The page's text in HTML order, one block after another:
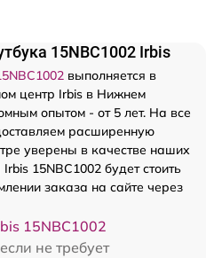
15NBC1002 Irbis
выполняется в
центр Irbis в Нижнем
опытом - от 5 лет. На все
расширенную
уверены в качестве наших
15NBC1002 будет стоить
заказа на сайте через
15NBC1002
не требует